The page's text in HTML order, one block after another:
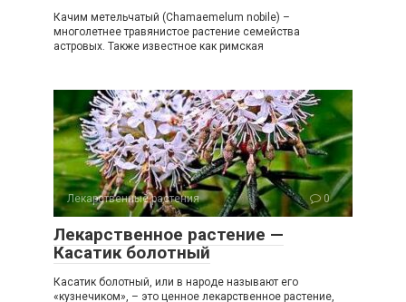
Качим метельчатый (Chamaemelum nobile) –
многолетнее травянистое растение семейства
астровых. Также известное как римская
Лекарственные растения 0
Лекарственное растение —
Касатик болотный
Касатик болотный, или в народе называют его
«кузнечиком», – это ценное лекарственное растение,